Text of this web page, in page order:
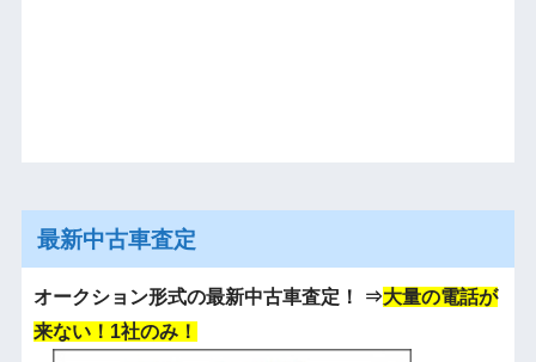
最新中古車査定
オークション形式の最新中古車査定！ ⇒大量の電話が
来ない！1社のみ！